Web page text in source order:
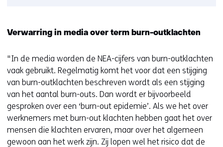
Verwarring in media over term burn-outklachten
"In de media worden de NEA-cijfers van burn-outklachten
vaak gebruikt. Regelmatig komt het voor dat een stijging
van burn-outklachten beschreven wordt als een stijging
van het aantal burn-outs. Dan wordt er bijvoorbeeld
gesproken over een ‘burn-out epidemie’. Als we het over
werknemers met burn-out klachten hebben gaat het over
mensen die klachten ervaren, maar over het algemeen
gewoon aan het werk zijn. Zij lopen wel het risico dat de